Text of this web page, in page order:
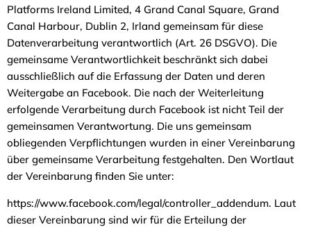
Platforms Ireland Limited, 4 Grand Canal Square, Grand
Canal Harbour, Dublin 2, Irland gemeinsam für diese
Datenverarbeitung verantwortlich (Art. 26 DSGVO). Die
gemeinsame Verantwortlichkeit beschränkt sich dabei
ausschließlich auf die Erfassung der Daten und deren
Weitergabe an Facebook. Die nach der Weiterleitung
erfolgende Verarbeitung durch Facebook ist nicht Teil der
gemeinsamen Verantwortung. Die uns gemeinsam
obliegenden Verpflichtungen wurden in einer Vereinbarung
über gemeinsame Verarbeitung festgehalten. Den Wortlaut
der Vereinbarung finden Sie unter:
https://www.facebook.com/legal/controller_addendum. Laut
dieser Vereinbarung sind wir für die Erteilung der